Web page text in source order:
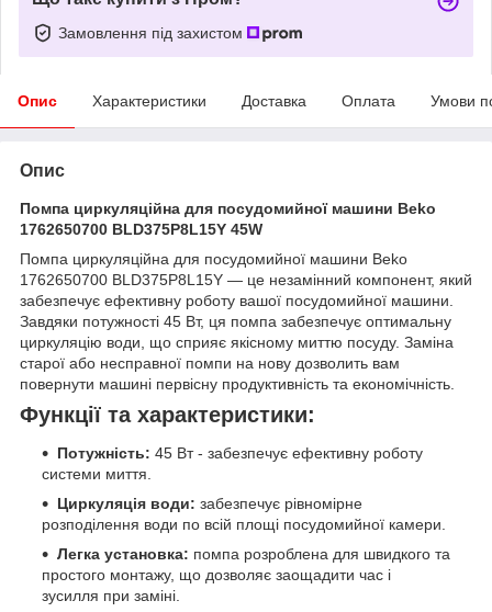
Замовлення під захистом
Опис Характеристики Доставка Оплата Умови
Опис
Помпа циркуляційна для посудомийної машини Beko
1762650700 BLD375P8L15Y 45W
Помпа циркуляційна для посудомийної машини Beko
1762650700 BLD375P8L15Y — це незамінний компонент, який
забезпечує ефективну роботу вашої посудомийної машини.
Завдяки потужності 45 Вт, ця помпа забезпечує оптимальну
циркуляцію води, що сприяє якісному миттю посуду. Заміна
старої або несправної помпи на нову дозволить вам
повернути машині первісну продуктивність та економічність.
Функції та характеристики:
Потужність: 45 Вт - забезпечує ефективну роботу
системи миття.
Циркуляція води: забезпечує рівномірне
розподілення води по всій площі посудомийної камери.
Легка установка: помпа розроблена для швидкого та
простого монтажу, що дозволяє заощадити час і
зусилля при заміні.